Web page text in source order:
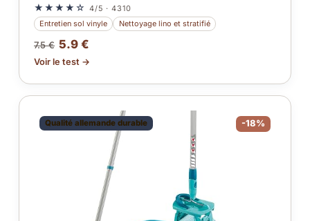
★★★★☆ 4/5 · 4310
Entretien sol vinyle
Nettoyage lino et stratifié
7.5 € 5.9 €
Voir le test →
Qualité allemande durable -18%